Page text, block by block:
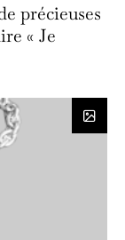
précieuses
« Je